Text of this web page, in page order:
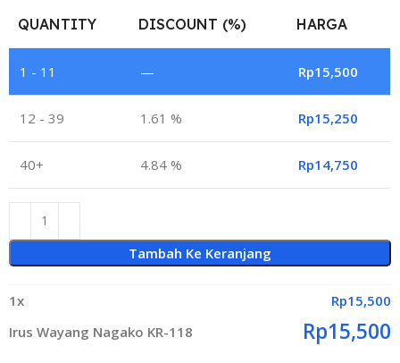
QUANTITY DISCOUNT (%) HARGA
1 - 11 — Rp15,500
12 - 39 1.61 % Rp15,250
40+ 4.84 % Rp14,750
Tambah Ke Keranjang
1x Rp15,500
Irus Wayang Nagako KR-118
Rp15,500